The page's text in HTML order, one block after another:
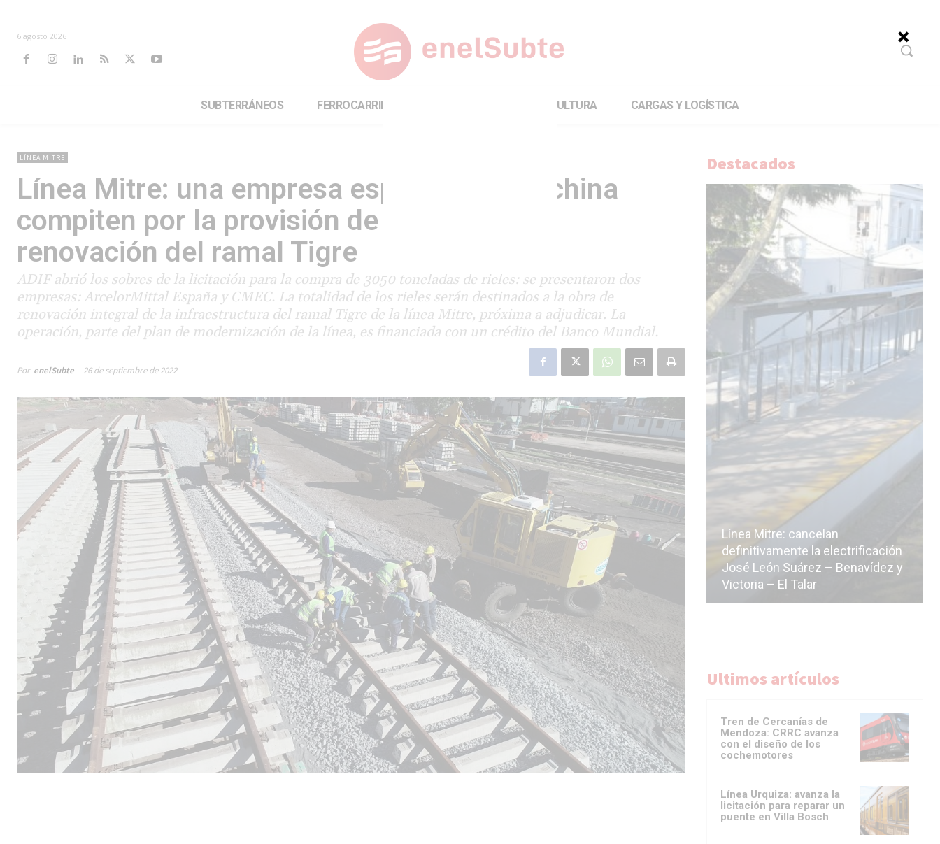
6 agosto 2026
SUBTERRÁNEOS FERROCARRILES CULTURA CARGAS Y LOGÍSTICA
LÍNEA MITRE
Línea Mitre: una empresa española y una china
compiten por la provisión de rieles para la
renovación del ramal Tigre
ADIF abrió los sobres de la licitación para la compra de 3050 toneladas de rieles: se presentaron dos
empresas: ArcelorMittal España y CMEC. La totalidad de los rieles serán destinados a la obra de
renovación integral de la infraestructura del ramal Tigre de la línea Mitre, próxima a adjudicar. La
operación, parte del plan de modernización de la línea, es financiada con un crédito del Banco Mundial.
Por enelSubte 26 de septiembre de 2022
Destacados
Malestar en el sector privado por
los cambios sin fin al proyecto de
la línea F
Línea Mitre: dieron oficialmente
de baja la construcción de la
estación Nordelta
Línea Mitre: cancelan
definitivamente la electrificación
José León Suárez – Benavídez y
Victoria – El Talar
Ultimos artículos
Tren de Cercanías de
Mendoza: CRRC avanza
con el diseño de los
cochemotores
Línea Urquiza: avanza la
licitación para reparar un
puente en Villa Bosch